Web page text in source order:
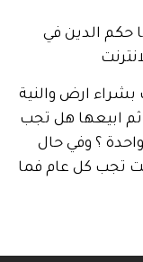
في
ارض والنية
هل تجب
؟ وفي حال
كل عام فما